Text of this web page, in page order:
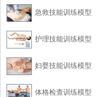
急救技能训练模型
护理技能训练模型
妇婴技能训练模型
体格检查训练模型